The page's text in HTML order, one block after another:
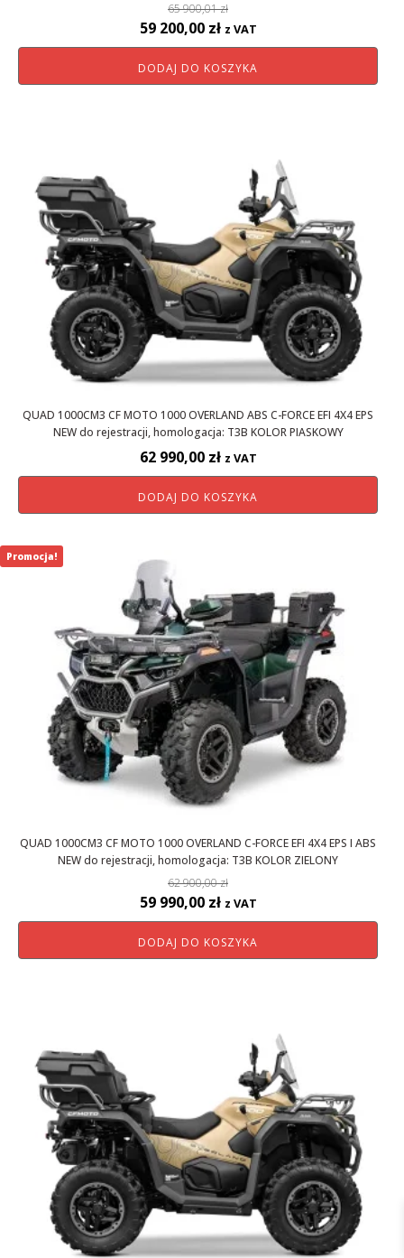
65 900,01zł
Pierwotna
cena
wynosiła:
59 200,00 złAktualna
cena
wynosi:
z VAT
DODAJ DO KOSZYKA
QUAD 1000CM3 CF MOTO 1000 OVERLAND ABS C-FORCE EFI 4X4 EPS
NEW do rejestracji, homologacja: T3B KOLOR PIASKOWY
62 990,00 zł z VAT
DODAJ DO KOSZYKA
QUAD 1000CM3 CF MOTO 1000 OVERLAND C-FORCE EFI 4X4 EPS I ABS
NEW do rejestracji, homologacja: T3B KOLOR ZIELONY
62 900,00zł
Pierwotna
cena
wynosiła:
59 990,00 złAktualna
cena
wynosi:
z VAT
DODAJ DO KOSZYKA
Promocja!